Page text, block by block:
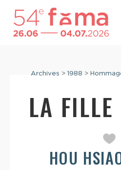
Archives > 1988 >
LA
HOU